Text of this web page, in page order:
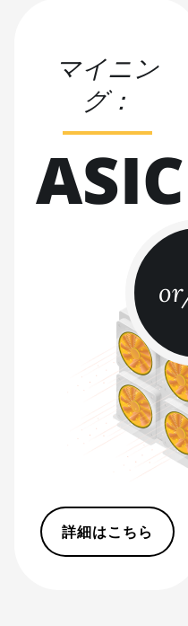
BITMAIN AntMiner
Pro (104Th)
BITMAIN AntMiner
Pro+ (120Th)
BITMAIN AntMiner
Pro++ (125Th)
BITMAIN AntMiner
Hyd. (335Th)
BITMAIN AntMiner
Immersion (301Th)
BITMAIN AntMiner
Pro
BITMAIN AntMiner
(270Th)
BITMAIN AntMiner
BITMAIN AntMiner
Immersion (300Th)
マイニン
グ：
ASIC
詳細はこちら